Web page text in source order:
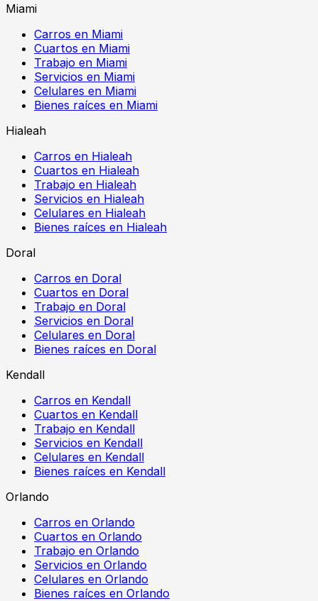
Miami
Carros en Miami
Cuartos en Miami
Trabajo en Miami
Servicios en Miami
Celulares en Miami
Bienes raíces en Miami
Hialeah
Carros en Hialeah
Cuartos en Hialeah
Trabajo en Hialeah
Servicios en Hialeah
Celulares en Hialeah
Bienes raíces en Hialeah
Doral
Carros en Doral
Cuartos en Doral
Trabajo en Doral
Servicios en Doral
Celulares en Doral
Bienes raíces en Doral
Kendall
Carros en Kendall
Cuartos en Kendall
Trabajo en Kendall
Servicios en Kendall
Celulares en Kendall
Bienes raíces en Kendall
Orlando
Carros en Orlando
Cuartos en Orlando
Trabajo en Orlando
Servicios en Orlando
Celulares en Orlando
Bienes raíces en Orlando